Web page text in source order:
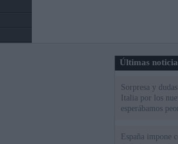
Últimas
Sorpresa y
Italia por los
esperábamos
España impone